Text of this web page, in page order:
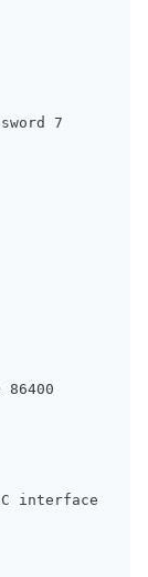
7
interface